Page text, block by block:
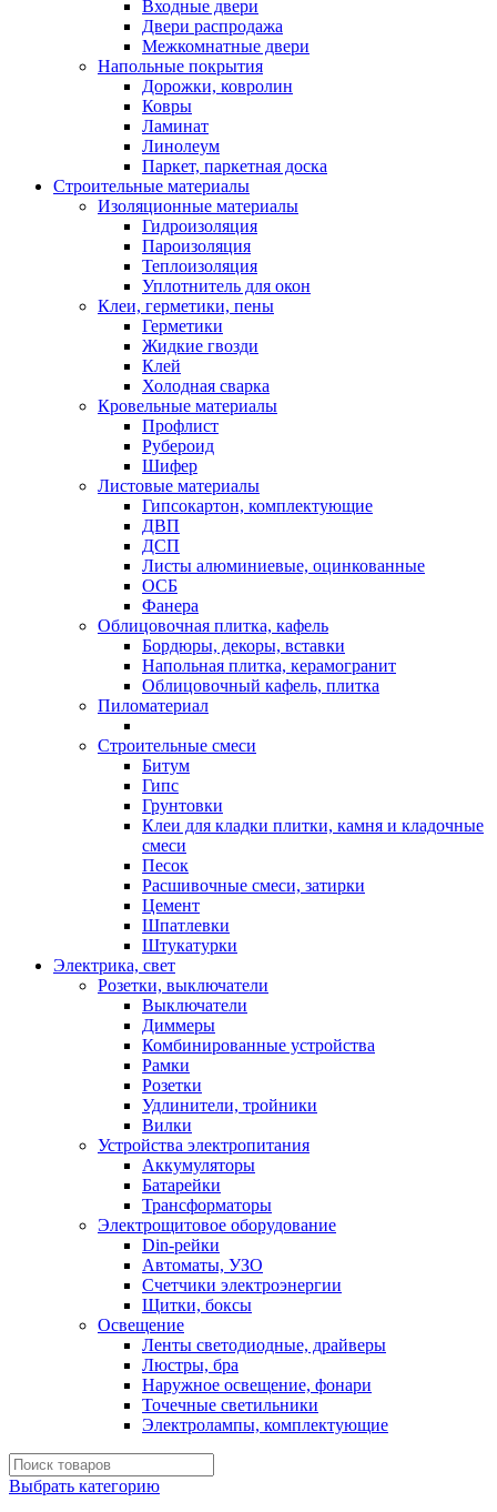
Входные двери
Двери распродажа
Межкомнатные двери
Напольные покрытия
Дорожки, ковролин
Ковры
Ламинат
Линолеум
Паркет, паркетная доска
Строительные материалы
Изоляционные материалы
Гидроизоляция
Пароизоляция
Теплоизоляция
Уплотнитель для окон
Клеи, герметики, пены
Герметики
Жидкие гвозди
Клей
Холодная сварка
Кровельные материалы
Профлист
Рубероид
Шифер
Листовые материалы
Гипсокартон, комплектующие
ДВП
ДСП
Листы алюминиевые, оцинкованные
ОСБ
Фанера
Облицовочная плитка, кафель
Бордюры, декоры, вставки
Напольная плитка, керамогранит
Облицовочный кафель, плитка
Пиломатериал
Строительные смеси
Битум
Гипс
Грунтовки
Клеи для кладки плитки, камня и кладочные
смеси
Песок
Расшивочные смеси, затирки
Цемент
Шпатлевки
Штукатурки
Электрика, свет
Розетки, выключатели
Выключатели
Диммеры
Комбинированные устройства
Рамки
Розетки
Удлинители, тройники
Вилки
Устройства электропитания
Аккумуляторы
Батарейки
Трансформаторы
Электрощитовое оборудование
Din-рейки
Автоматы, УЗО
Счетчики электроэнергии
Щитки, боксы
Освещение
Ленты светодиодные, драйверы
Люстры, бра
Наружное освещение, фонари
Точечные светильники
Электролампы, комплектующие
Выбрать категорию